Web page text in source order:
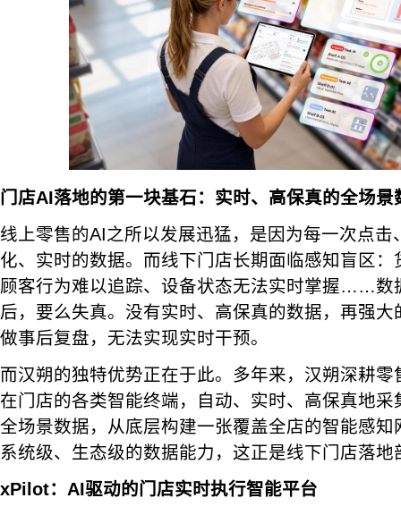
门店AI落地的第一块基石：实时、高保真的全场景
线上零售的AI之所以发展迅猛，是因为每一次点击
化、实时的数据。而线下门店长期面临感知盲区
顾客行为难以追踪、设备状态无法实时掌握……数
后，要么失真。没有实时、高保真的数据，再强
做事后复盘，无法实现实时干预。
而汉朔的独特优势正在于此。多年来，汉朔深耕
在门店的各类智能终端，自动、实时、高保真地采
全场景数据，从底层构建一张覆盖全店的智能感
系统级、生态级的数据能力，这正是线下门店落
xPilot：AI驱动的门店实时执行智能平台